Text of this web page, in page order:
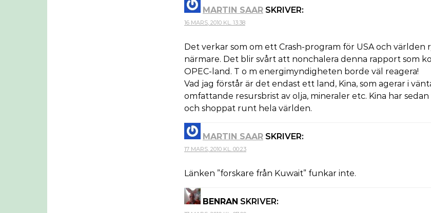
MARTIN SAAR SKRIVER:
16 MARS, 2010 KL. 13:38
Det verkar som om ett Crash-program för USA och världen
närmare. Det blir svårt att nonchalera denna rapport som
OPEC-land. T o m energimyndigheten borde väl reagera!
Vad jag förstår är det endast ett land, Kina, som agerar i
omfattande resursbrist av olja, mineraler etc. Kina har
och shoppat runt hela världen.
MARTIN SAAR SKRIVER:
17 MARS, 2010 KL. 00:23
Länken ”forskare från Kuwait” funkar inte.
BENRAN SKRIVER: